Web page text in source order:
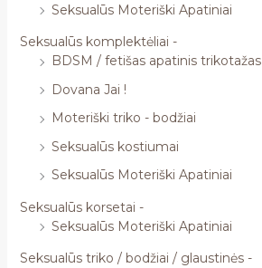
Seksualūs Moteriški Apatiniai
Seksualūs komplektėliai -
BDSM / fetišas apatinis trikotažas
Dovana Jai !
Moteriški triko - bodžiai
Seksualūs kostiumai
Seksualūs Moteriški Apatiniai
Seksualūs korsetai -
Seksualūs Moteriški Apatiniai
Seksualūs triko / bodžiai / glaustinės -